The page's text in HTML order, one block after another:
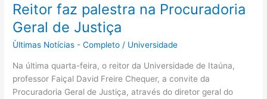
Reitor faz palestra na Procuradoria
Geral de Justiça
Ùltimas Notícias - Completo / Universidade
Na última quarta-feira, o reitor da Universidade de Itaúna,
professor Faiçal David Freire Chequer, a convite da
Procuradoria Geral de Justiça, através do diretor geral do
Reitor
faz
palestra
na
de